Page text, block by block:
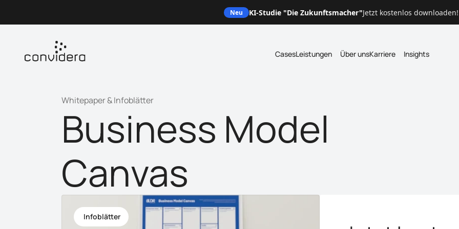
Neu KI-Studie "Die Zukunftsmacher"Jetzt kostenlos downloaden!
CasesLeistungen Über unsKarriere Insights
Whitepaper & Infoblätter
Business Model
Canvas
Infoblätter